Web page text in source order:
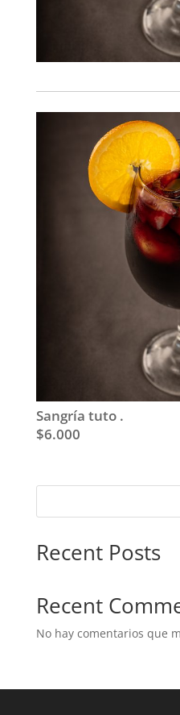
Sangría tuto .
$6.000
Recent Posts
Recent
No hay comentarios que